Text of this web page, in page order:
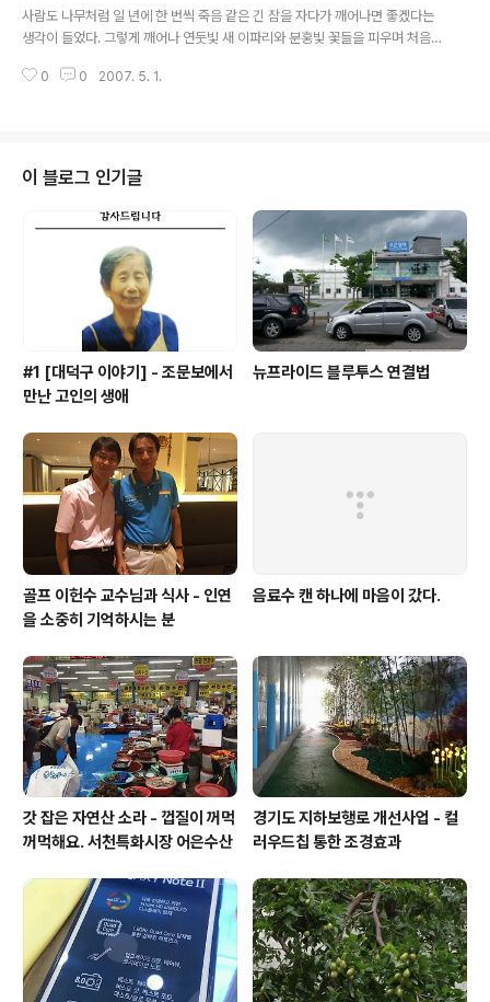
니다. 어느날 주인에게 물었습니다. "왜 저렇게 뛰어다니지요?" 저렇게 열심히
일하면 급여가 오를 것으로 생각하고 있다고 이야기했습니다. 그걸 어떻게 아느
사람도 나무처럼 일 년에 한 번씩 죽음 같은 긴 잠을 자다가 깨어나면 좋겠다는
생각이 들었다. 그렇게 깨어나 연둣빛 새 이파리와 분홍빛 꽃들을 피우며 처음
- * 처음부터 다시 시작하고 싶은 때가 있습니다. 그럴 때는 정말로 다시 시작하
0 0 2007. 5. 1.
이 블로그 인기글
#1 [대덕구 이야기] - 조문보에서
만난 고인의 생애
뉴프라이드 블루투스 연결법
골프 이헌수 교수님과 식사 - 인연
을 소중히 기억하시는 분
음료수 캔 하나에 마음이 갔다.
갓 잡은 자연산 소라 - 껍질이 꺼먹
꺼먹해요. 서천특화시장 어은수산
경기도 지하보행로 개선사업 - 컬
러우드칩 통한 조경효과